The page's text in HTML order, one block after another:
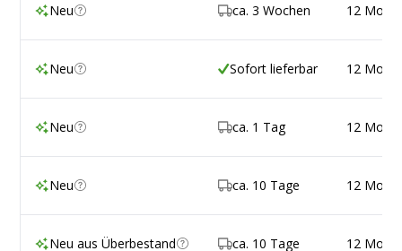
Neu ca. 3 Wochen 12
Neu Sofort lieferbar 12
Neu ca. 1 Tag 12
Neu ca. 10 Tage 12
Neu aus Überbestand ca. 10 Tage 12